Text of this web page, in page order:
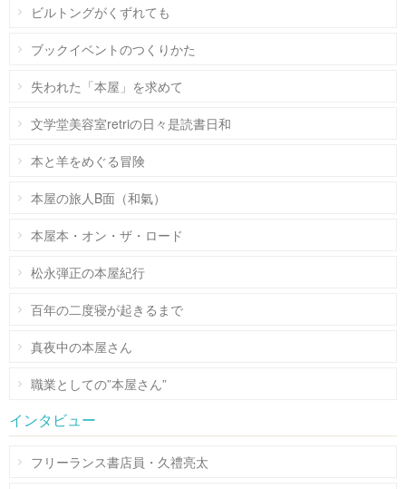
ビルトングがくずれても
ブックイベントのつくりかた
失われた「本屋」を求めて
文学堂美容室retriの日々是読書日和
本と羊をめぐる冒険
本屋の旅人B面（和氣）
本屋本・オン・ザ・ロード
松永弾正の本屋紀行
百年の二度寝が起きるまで
真夜中の本屋さん
職業としての”本屋さん”
インタビュー
フリーランス書店員・久禮亮太